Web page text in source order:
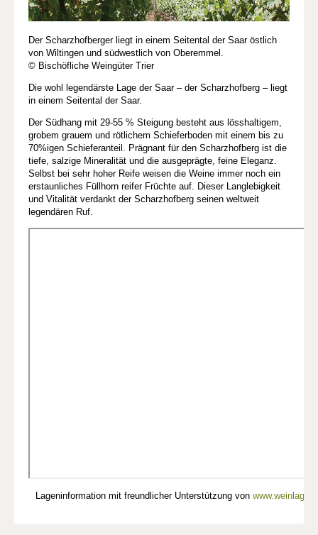
Der Scharzhofberger liegt in einem Seitental der Saar östlich
von Wiltingen und südwestlich von Oberemmel.
© Bischöfliche Weingüter Trier
Die wohl legendärste Lage der Saar – der Scharzhofberg – liegt
in einem Seitental der Saar.
Der Südhang mit 29-55 % Steigung besteht aus lösshaltigem,
grobem grauem und rötlichem Schieferboden mit einem bis zu
70%igen Schieferanteil. Prägnant für den Scharzhofberg ist die
tiefe, salzige Mineralität und die ausgeprägte, feine Eleganz.
Selbst bei sehr hoher Reife weisen die Weine immer noch ein
erstaunliches Füllhorn reifer Früchte auf. Dieser Langlebigkeit
und Vitalität verdankt der Scharzhofberg seinen weltweit
legendären Ruf.
Lageninformation mit freundlicher Unterstützung von